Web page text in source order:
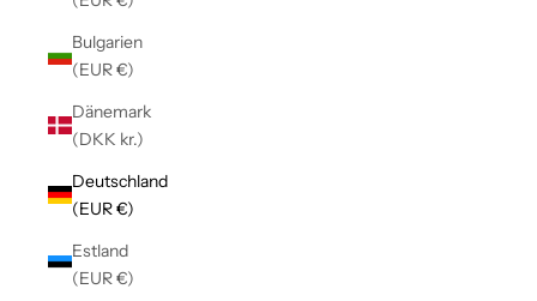
Bulgarien
(EUR €)
Dänemark
(DKK kr.)
Deutschland
(EUR €)
Estland
(EUR €)